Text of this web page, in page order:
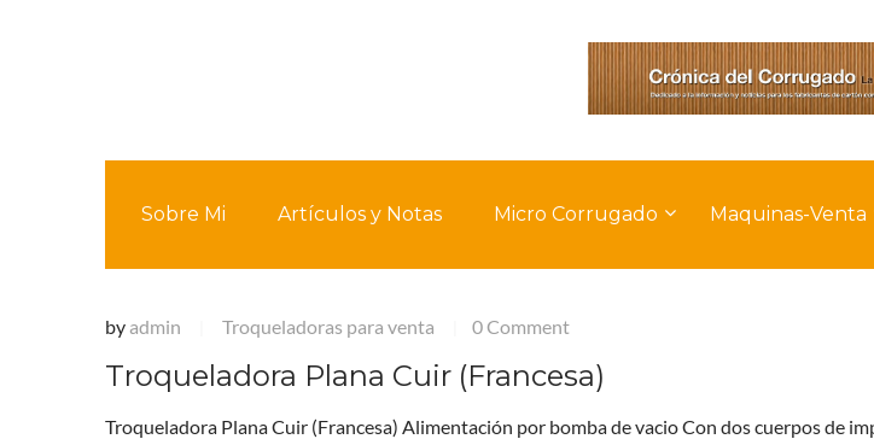
Sobre Mi Artículos y Notas Micro Corrugado Maquinas-Venta
by admin Troqueladoras para venta 0 Comment
Troqueladora Plana Cuir (Francesa)
Troqueladora Plana Cuir (Francesa) Alimentación por bomba de vacio Con dos cuerpos de